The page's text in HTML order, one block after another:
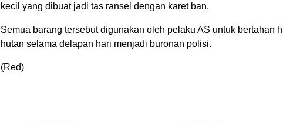
kecil yang dibuat jadi tas ransel dengan karet ban.
Semua barang tersebut digunakan oleh pelaku AS untuk bertahan
hutan selama delapan hari menjadi buronan polisi.
(Red)